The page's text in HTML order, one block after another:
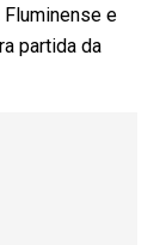
e
partida da